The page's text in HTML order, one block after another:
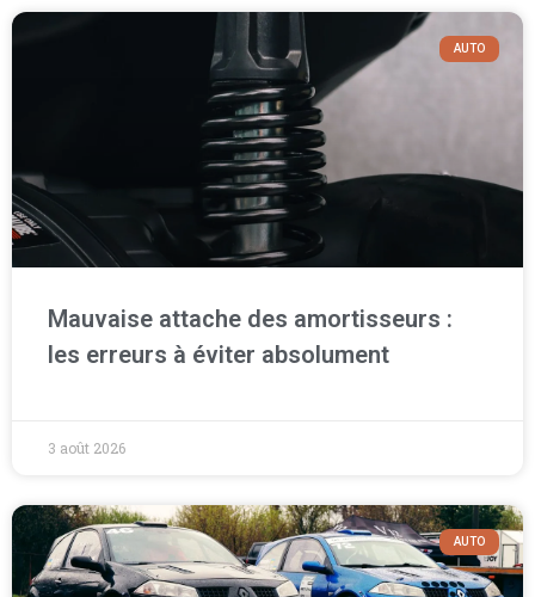
AUTO
Mauvaise attache des amortisseurs :
les erreurs à éviter absolument
3 août 2026
AUTO